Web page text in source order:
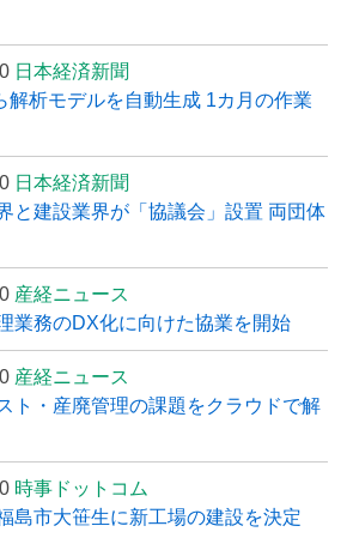
日本経済新聞
解析モデルを自動生成 1カ月の作業
日本経済新聞
と建設業界が「協議会」設置 両団体
産経ニュース
業務のDX化に向けた協業を開始
産経ニュース
ト・産廃管理の課題をクラウドで解
時事ドットコム
島市大笹生に新工場の建設を決定